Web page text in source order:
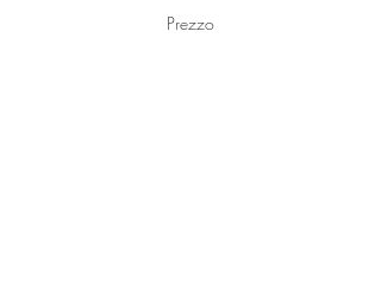
Prezzo